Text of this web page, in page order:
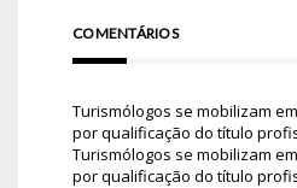
COMENTÁRIOS
Turismólogos se mobilizam
por qualificação do título
Turismólogos se mobilizam
por qualificação do título